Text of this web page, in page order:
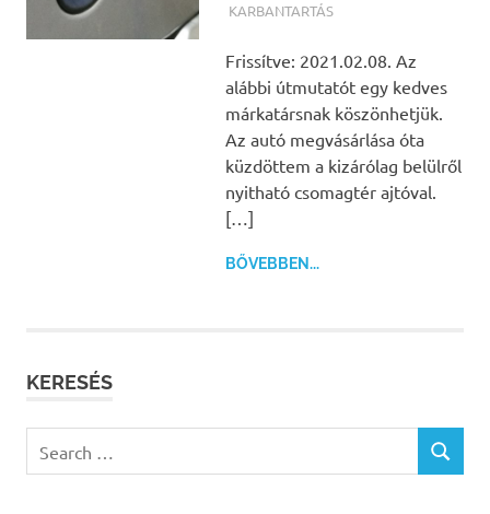
KARBANTARTÁS
Frissítve: 2021.02.08. Az
alábbi útmutatót egy kedves
márkatársnak köszönhetjük.
Az autó megvásárlása óta
küzdöttem a kizárólag belülről
nyitható csomagtér ajtóval.
[…]
BŐVEBBEN...
KERESÉS
for:
SEARCH